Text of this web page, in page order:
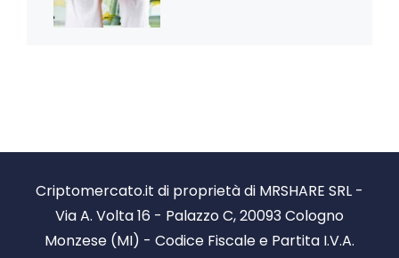
Criptomercato.it di proprietà di MRSHARE SRL -
Via A. Volta 16 - Palazzo C, 20093 Cologno
Monzese (MI) - Codice Fiscale e Partita I.V.A.